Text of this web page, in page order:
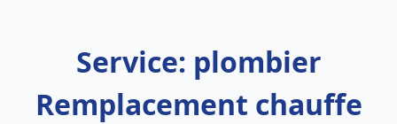
Service: plombier
Remplacement chauffe